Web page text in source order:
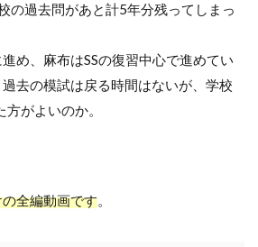
の過去問があと計5年分残ってしまっ
め、麻布はSSの復習中心で進めてい
去の模試は戻る時間はないが、学校
がよいのか。
全編動画です。